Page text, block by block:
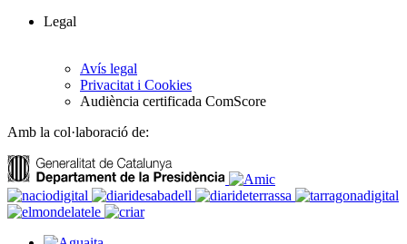
Legal
Avís legal
Privacitat i Cookies
Audiència certificada ComScore
Amb la col·laboració de: